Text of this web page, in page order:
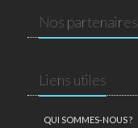
Nos partenaires
Liens utiles
QUI SOMMES-NOUS ?